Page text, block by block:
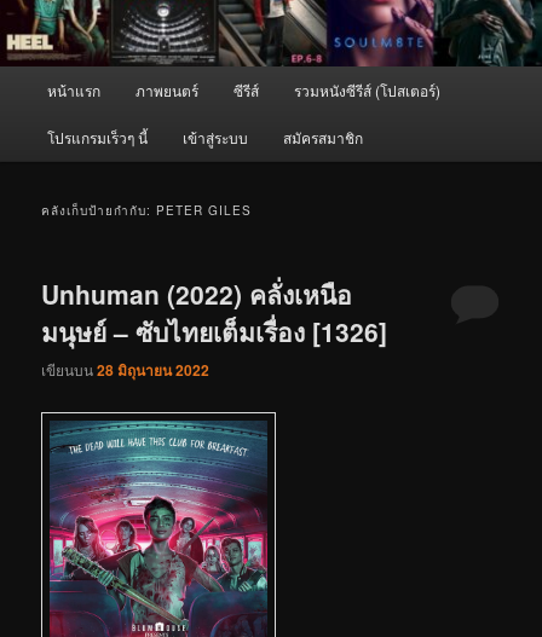
หน้าแรก ภาพยนตร์ ซีรีส์ รวมหนังซีรีส์ (โปสเตอร์)
โปรแกรมเร็วๆ นี้ เข้าสู่ระบบ สมัครสมาชิก
คลังเก็บป้ายกำกับ: PETER GILES
Unhuman (2022) คลั่งเหนือ
มนุษย์ – ซับไทยเต็มเรื่อง [1326]
เขียนบน28 มิถุนายน 2022